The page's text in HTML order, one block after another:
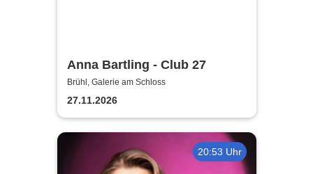
Anna Bartling - Club 27
Brühl, Galerie am Schloss
27.11.2026
20:53 Uhr